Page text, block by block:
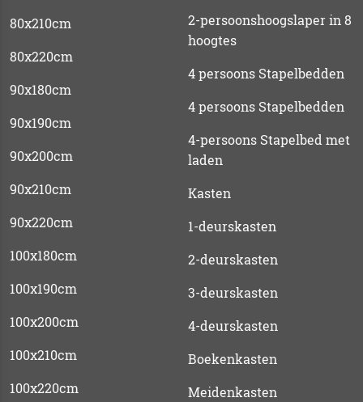
80x210cm
80x220cm
90x180cm
90x190cm
90x200cm
90x210cm
90x220cm
100x180cm
100x190cm
100x200cm
100x210cm
100x220cm
2-persoonshoogslaper in 8
hoogtes
4 persoons Stapelbedden
4 persoons Stapelbedden
4-persoons Stapelbed met
laden
Kasten
1-deurskasten
2-deurskasten
3-deurskasten
4-deurskasten
Boekenkasten
Meidenkasten